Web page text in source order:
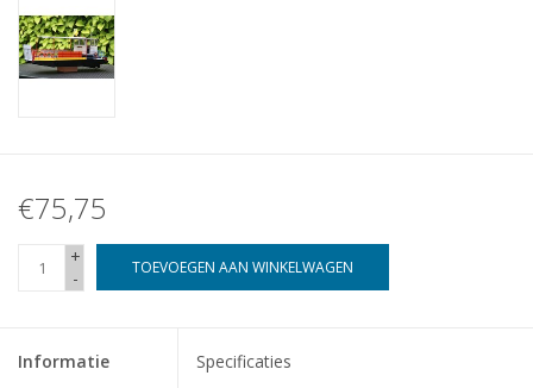
€75,75
+
-
TOEVOEGEN AAN WINKELWAGEN
Informatie Specificaties